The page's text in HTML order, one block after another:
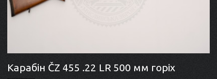
Карабін ČZ 455 .22 LR 500 мм горіх